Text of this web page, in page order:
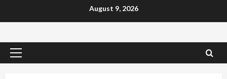
August 9, 2026
Primary